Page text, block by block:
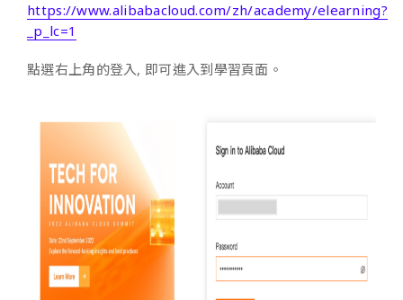
https://www.alibabacloud.com/zh/academy/elearning?
_p_lc=1
點選右上角的登入, 即可進入到學習頁面。